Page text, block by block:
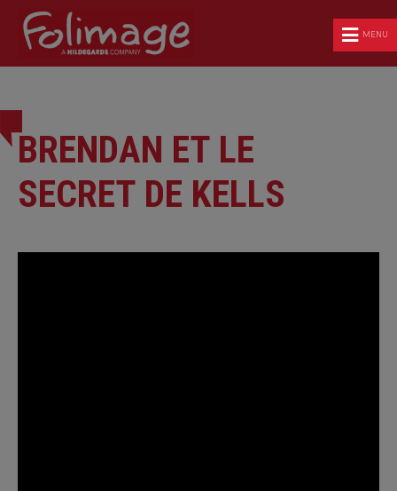
MENU
BRENDAN ET LE
SECRET DE KELLS